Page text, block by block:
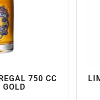
750 CC
GOLD